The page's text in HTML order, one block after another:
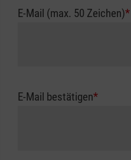
E-Mail (max. 50 Zeichen)*
E-Mail bestätigen*